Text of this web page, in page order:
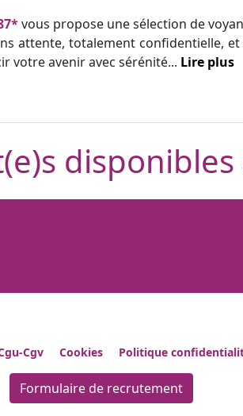
vous propose une sélection de
attente, totalement confidentielle,
votre avenir avec sérénité... Lire plus
Cgv Cookies Politique
Formulaire de recrutement